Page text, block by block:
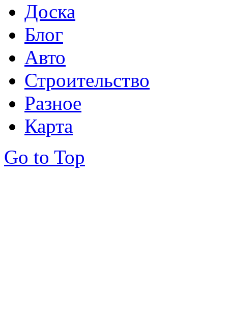
Доска
Блог
Авто
Строительство
Разное
Карта
Go to Top